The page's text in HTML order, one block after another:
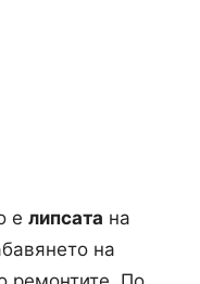
е липсата на
на